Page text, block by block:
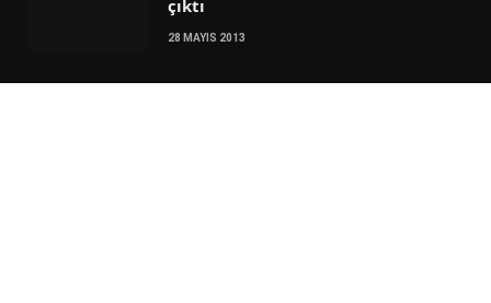
çıktı
28 MAYIS 2013